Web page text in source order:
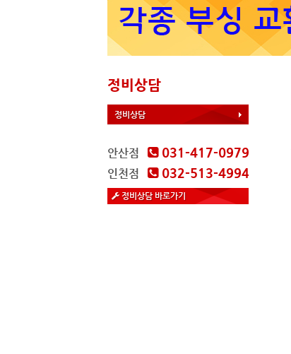
정비상담
정비상담
안산점 031-417-0979
인천점 032-513-4994
정비상담 바로가기